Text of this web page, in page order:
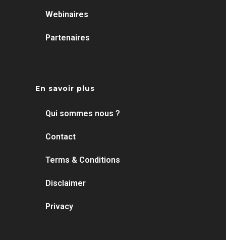
Webinaires
Partenaires
En savoir plus
Qui sommes nous ?
Contact
Terms & Conditions
Disclaimer
Privacy